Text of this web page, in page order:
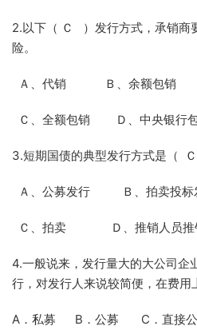
2.以下（ Ｃ ）发行方式，承销商
险。
Ａ、代销 Ｂ、余额包销
Ｃ、全额包销 Ｄ、中央银行
3.短期国债的典型发行方式是（ Ｃ
Ａ、公募发行 Ｂ、拍卖投标
Ｃ、拍卖 Ｄ、推销人员推
4.一般说来，发行量大的大公司
行，对发行人来说较简便，在费用
A．私募 B．公募 C．直接